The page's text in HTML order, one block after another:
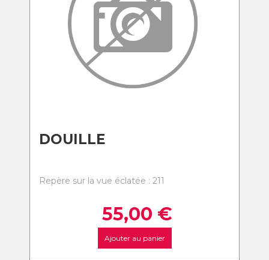
DOUILLE
Repère sur la vue éclatée : 211
55,00 €
Ajouter au panier